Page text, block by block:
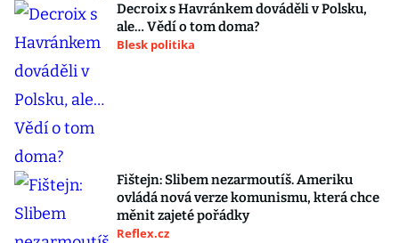
Decroix s Havránkem dováděli v Polsku,
ale… Vědí o tom doma?
Blesk politika
Fištejn: Slibem nezarmoutíš. Ameriku
ovládá nová verze komunismu, která chce
měnit zajeté pořádky
Reflex.cz